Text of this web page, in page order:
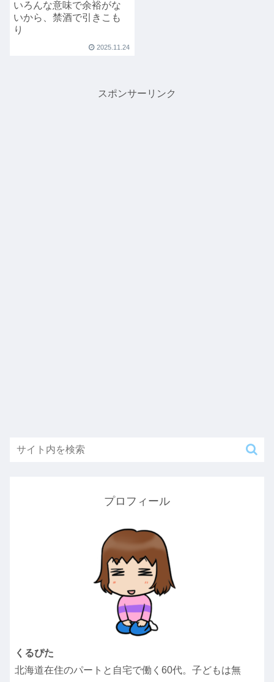
いろんな意味で余裕がな
いから、禁酒で引きこも
り
2025.11.24
スポンサーリンク
プロフィール
くるぴた
北海道在住のパートと自宅で働く60代。子どもは無